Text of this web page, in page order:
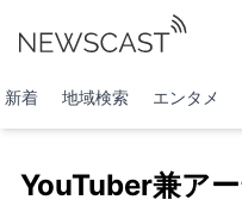
新着 地域検索 エンタメ
YouTuber兼ア